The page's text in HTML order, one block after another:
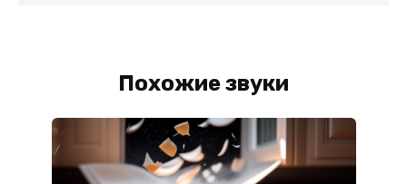
Похожие звуки